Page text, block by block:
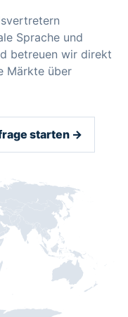
Sprache und
betreuen wir direkt
Märkte über
starten →